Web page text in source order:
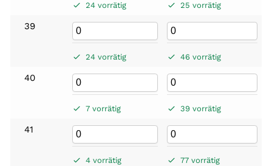
24 vorrätig 25 vorrätig
39
24 vorrätig 46 vorrätig
40
7 vorrätig 39 vorrätig
41
4 vorrätig 77 vorrätig